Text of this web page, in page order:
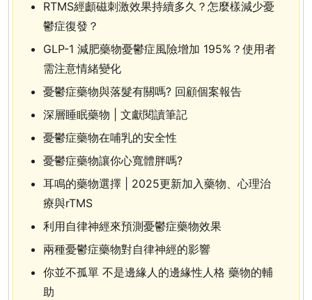
RTMS經顱磁刺激效果持續多久？怎麼樣減少憂
鬱症復發？
GLP-1 減肥藥物憂鬱症風險增加 195%？使用者
需注意情緒變化
憂鬱症藥物與落髮有關嗎? 回顧個案報告
深層睡眠藥物 | 文獻閱讀筆記
憂鬱症藥物在哺乳的安全性
憂鬱症藥物讓你心寬體胖嗎?
耳鳴的藥物選擇 | 2025更新加入藥物、心理治
療與rTMS
利用自律神經來預測憂鬱症藥物效果
兩種憂鬱症藥物對自律神經的影響
你並不孤單 不是邊緣人的邊緣性人格 藥物的輔
助